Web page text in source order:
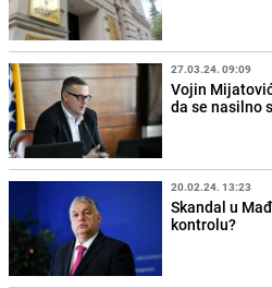
27.03.24. 09:09
Vojin
da se nasilno
20.02.24. 13:23
Skandal u
kontrolu?